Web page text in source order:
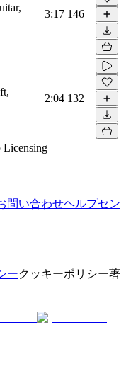
3:17 146
2:04 132
Licensing
問い合わせヘルプセン
ークッキーポリシー著